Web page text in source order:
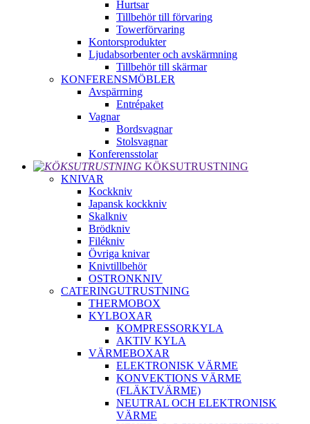
Hurtsar
Tillbehör till förvaring
Towerförvaring
Kontorsprodukter
Ljudabsorbenter och avskärmning
Tillbehör till skärmar
KONFERENSMÖBLER
Avspärrning
Entrépaket
Vagnar
Bordsvagnar
Stolsvagnar
Konferensstolar
KÖKSUTRUSTNING
KNIVAR
Kockkniv
Japansk kockkniv
Skalkniv
Brödkniv
Filékniv
Övriga knivar
Knivtillbehör
OSTRONKNIV
CATERINGUTRUSTNING
THERMOBOX
KYLBOXAR
KOMPRESSORKYLA
AKTIV KYLA
VÄRMEBOXAR
ELEKTRONISK VÄRME
KONVEKTIONS VÄRME
(FLÄKTVÄRME)
NEUTRAL OCH ELEKTRONISK
VÄRME